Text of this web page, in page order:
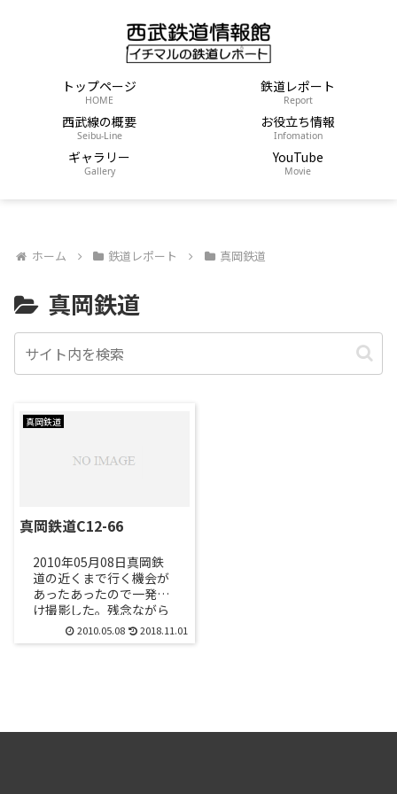
トップページ
HOME
鉄道レポート
Report
西武線の概要
Seibu-Line
お役立ち情報
Infomation
ギャラリー
Gallery
YouTube
Movie
ホーム 鉄道レポート 真岡鉄道
真岡鉄道
真岡鉄道
真岡鉄道C12-66
2010年05月08日真岡鉄
道の近くまで行く機会が
あったあったので一発だ
け撮影した。残念ながら
煙はちょこっとしか出な
かった。
2010.05.08 2018.11.01